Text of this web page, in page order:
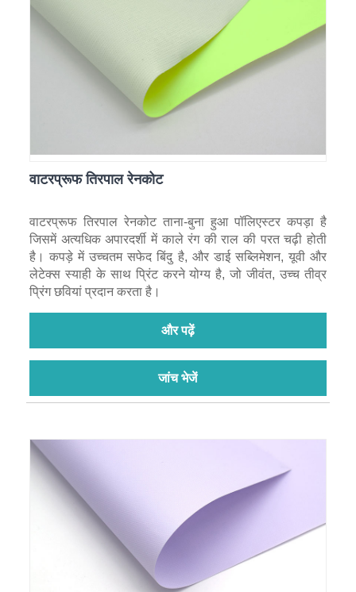
वाटरप्रूफ तिरपाल रेनकोट
वाटरप्रूफ तिरपाल रेनकोट ताना-बुना हुआ पॉलिएस्टर कपड़ा है
जिसमें अत्यधिक अपारदर्शी में काले रंग की राल की परत चढ़ी होती
है। कपड़े में उच्चतम सफेद बिंदु है, और डाई सब्लिमेशन, यूवी और
लेटेक्स स्याही के साथ प्रिंट करने योग्य है, जो जीवंत, उच्च तीव्र
प्रिंग छवियां प्रदान करता है।
और पढ़ें
जांच भेजें